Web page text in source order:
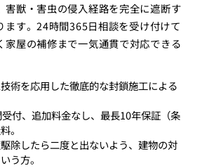
害獣・害虫の侵入経路を完全に遮断す
ます。24時間365日相談を受け付けて
家屋の補修まで一気通貫で対応できる
術を応用した徹底的な封鎖施工による
付、追加料金なし、最長10年保証（条
。
駆除したら二度と出ないよう、建物の対
う方。